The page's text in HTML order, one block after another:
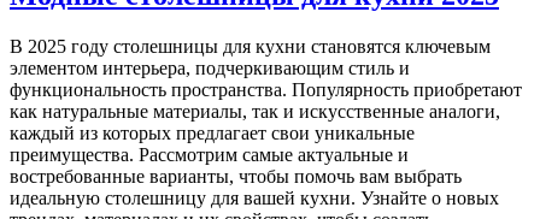
В 2025 году столешницы для кухни становятся ключевым
элементом интерьера, подчеркивающим стиль и
функциональность пространства. Популярность приобретают
как натуральные материалы, так и искусственные аналоги,
каждый из которых предлагает свои уникальные
преимущества. Рассмотрим самые актуальные и
востребованные варианты, чтобы помочь вам выбрать
идеальную столешницу для вашей кухни. Узнайте о новых